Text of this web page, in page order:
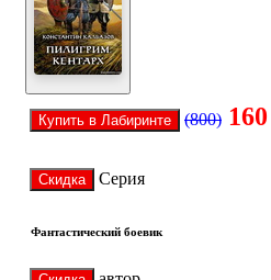
(800) 160
Серия
Фантастический боевик